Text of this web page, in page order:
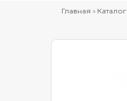
Главная » Каталог